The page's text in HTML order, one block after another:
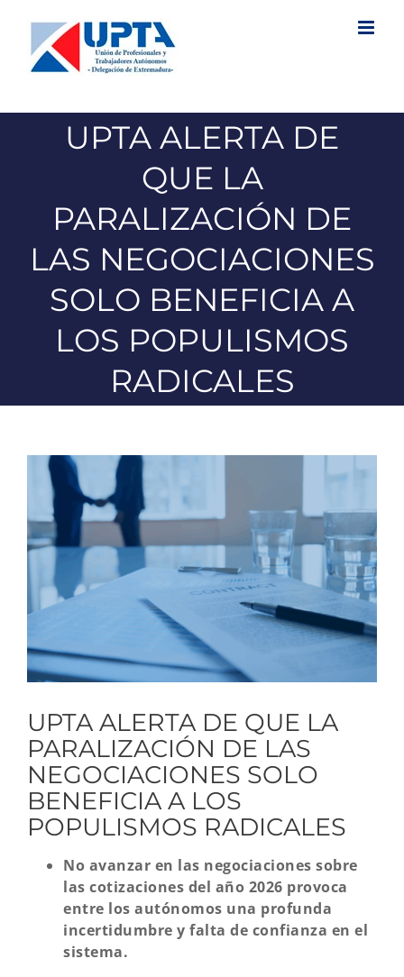
contenido
UPTA ALERTA DE
QUE LA
PARALIZACIÓN DE
LAS NEGOCIACIONES
SOLO BENEFICIA A
LOS POPULISMOS
RADICALES
Ver
imagen
más
grande
UPTA ALERTA DE QUE LA
PARALIZACIÓN DE LAS
NEGOCIACIONES SOLO
BENEFICIA A LOS
POPULISMOS RADICALES
No avanzar en las negociaciones sobre
las cotizaciones del año 2026 provoca
entre los autónomos una profunda
incertidumbre y falta de confianza en el
sistema.